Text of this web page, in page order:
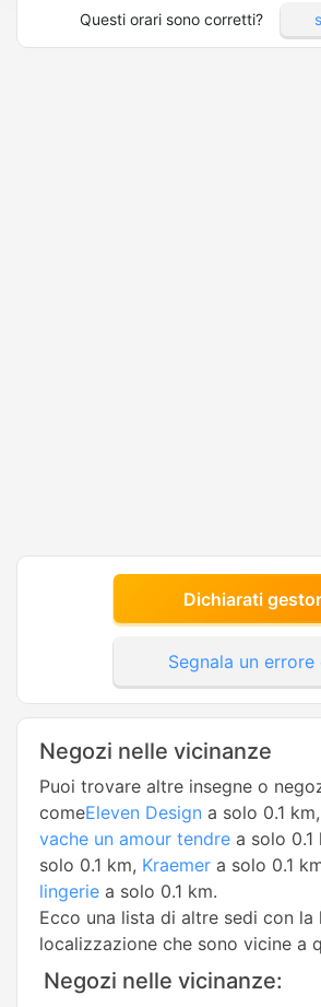
Questi orari sono corretti?
Dichiarati
Segnala un errore
Negozi nelle vicinanze
Puoi trovare altre insegne o
comeEleven Design a solo 0.1 km,
vache un amour tendre a solo 0.1
solo 0.1 km, Kraemer a solo 0.1
lingerie a solo 0.1 km.
Ecco una lista di altre sedi con la
localizzazione che sono vicine a
Negozi nelle vicinanze: